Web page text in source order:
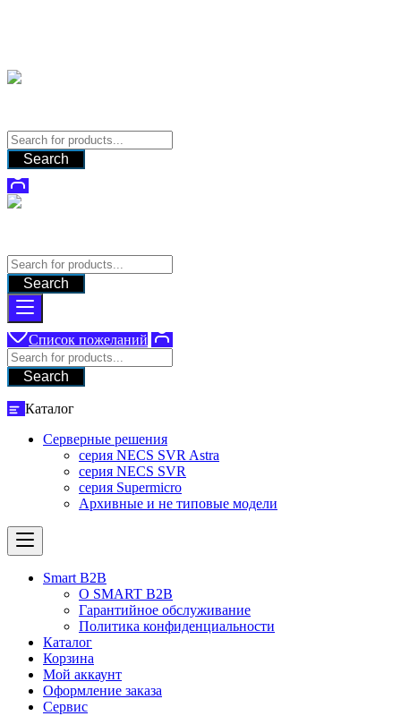
Search
Search
Список пожеланий
Search
Каталог
Серверные решения
серия NECS SVR Astra
серия NECS SVR
серия Supermicro
Архивные и не типовые модели
Smart B2B
О SMART B2B
Гарантийное обслуживание
Политика конфиденциальности
Каталог
Корзина
Мой аккаунт
Оформление заказа
Сервис